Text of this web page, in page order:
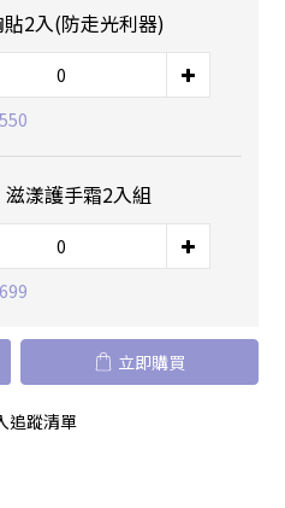
2入(防走光利器)
滋漾護手霜2入組
立即購買
追蹤清單